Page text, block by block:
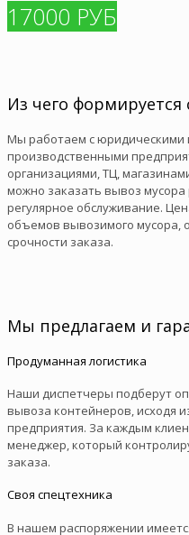
17000 РУБ
Из чего формируется
Мы работаем с
производственными
организациями, ТЦ,
можно заказать вывоз
регулярное обслуживание.
объемов вывозимого мусора,
срочности заказа.
Мы предлагаем и
Продуманная логистика
Наши диспетчеры подберут
вывоза контейнеров, исходя
предприятия. За каждым
менеджер, который
заказа.
Своя спецтехника
В нашем распоряжении